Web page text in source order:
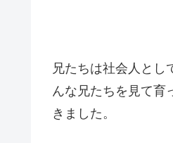
兄たちは社会人とし
んな兄たちを見て育
きました。